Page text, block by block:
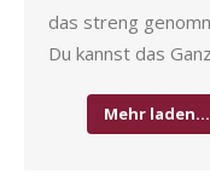
Mehr laden…